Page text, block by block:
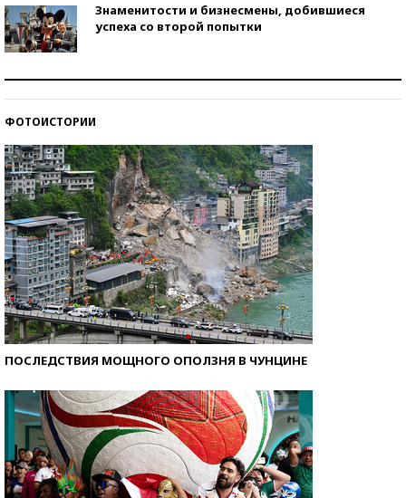
Знаменитости и бизнесмены, добившиеся
успеха со второй попытки
ФОТОИСТОРИИ
ПОСЛЕДСТВИЯ МОЩНОГО ОПОЛЗНЯ В ЧУНЦИНЕ